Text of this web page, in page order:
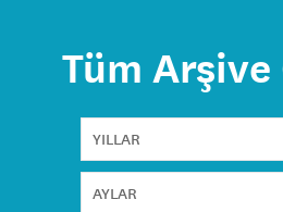
Tüm Arşive